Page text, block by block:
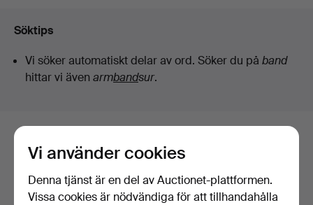
Sickla
Söktips
Vi söker automatiskt delar av ord. Söker du på band
hittar vi även armbandsur.
Här är föremål från vårt arkiv som
matchar din sökning
Visa alla föremål
Vi använder cookies
Denna tjänst är en del av Auctionet-plattformen.
Vissa cookies är nödvändiga för att tillhandahålla